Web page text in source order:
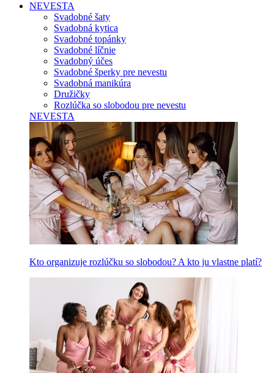
NEVESTA
Svadobné šaty
Svadobná kytica
Svadobné topánky
Svadobné líčnie
Svadobný účes
Svadobné šperky pre nevestu
Svadobná manikúra
Družičky
Rozlúčka so slobodou pre nevestu
NEVESTA
Kto organizuje rozlúčku so slobodou? A kto ju vlastne platí?